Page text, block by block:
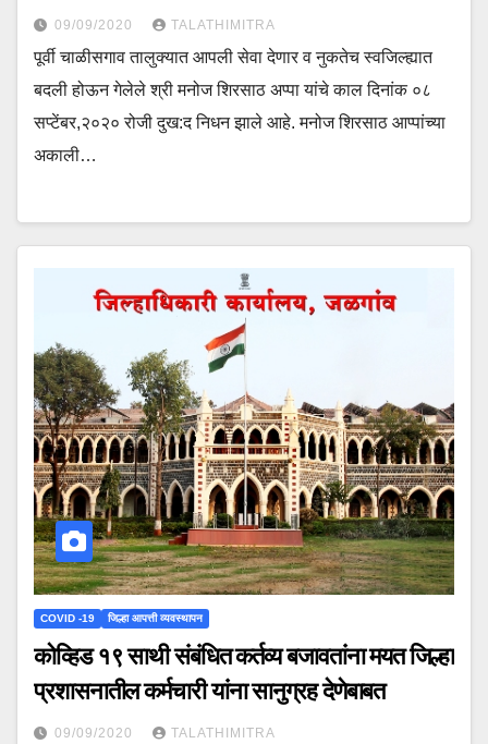
09/09/2020 TALATHIMITRA
पूर्वी चाळीसगाव तालुक्यात आपली सेवा देणार व नुकतेच स्वजिल्ह्यात
बदली होऊन गेलेले श्री मनोज शिरसाठ अप्पा यांचे काल दिनांक ०८
सप्टेंबर,२०२० रोजी दुख:द निधन झाले आहे. मनोज शिरसाठ आप्पांच्या
अकाली…
COVID -19 जिल्हा आपत्ती व्यवस्थापन
कोव्हिड १९ साथी संबंधित कर्तव्य बजावतांना मयत जिल्हा
प्रशासनातील कर्मचारी यांना सानुग्रह देणेबाबत
09/09/2020 TALATHIMITRA